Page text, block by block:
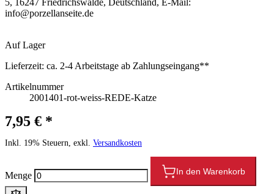
info@porzellanseite.de
Auf Lager
Lieferzeit: ca. 2-4 Arbeitstage ab Zahlungseingang**
Artikelnummer
2001401-rot-weiss-REDE-Katze
7,95 € *
Inkl. 19% Steuern, exkl. Versandkosten
Menge In den Warenkorb